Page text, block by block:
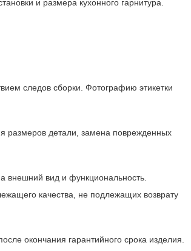
и размера кухонного гарнитура.
следов сборки. Фотографию этикетки
размеров детали, замена поврежденных
внешний вид и функциональность.
качества, не подлежащих возврату
окончания гарантийного срока изделия.